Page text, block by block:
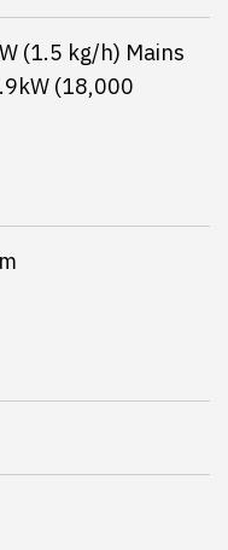
(1.5 kg/h) Mains
(18,000